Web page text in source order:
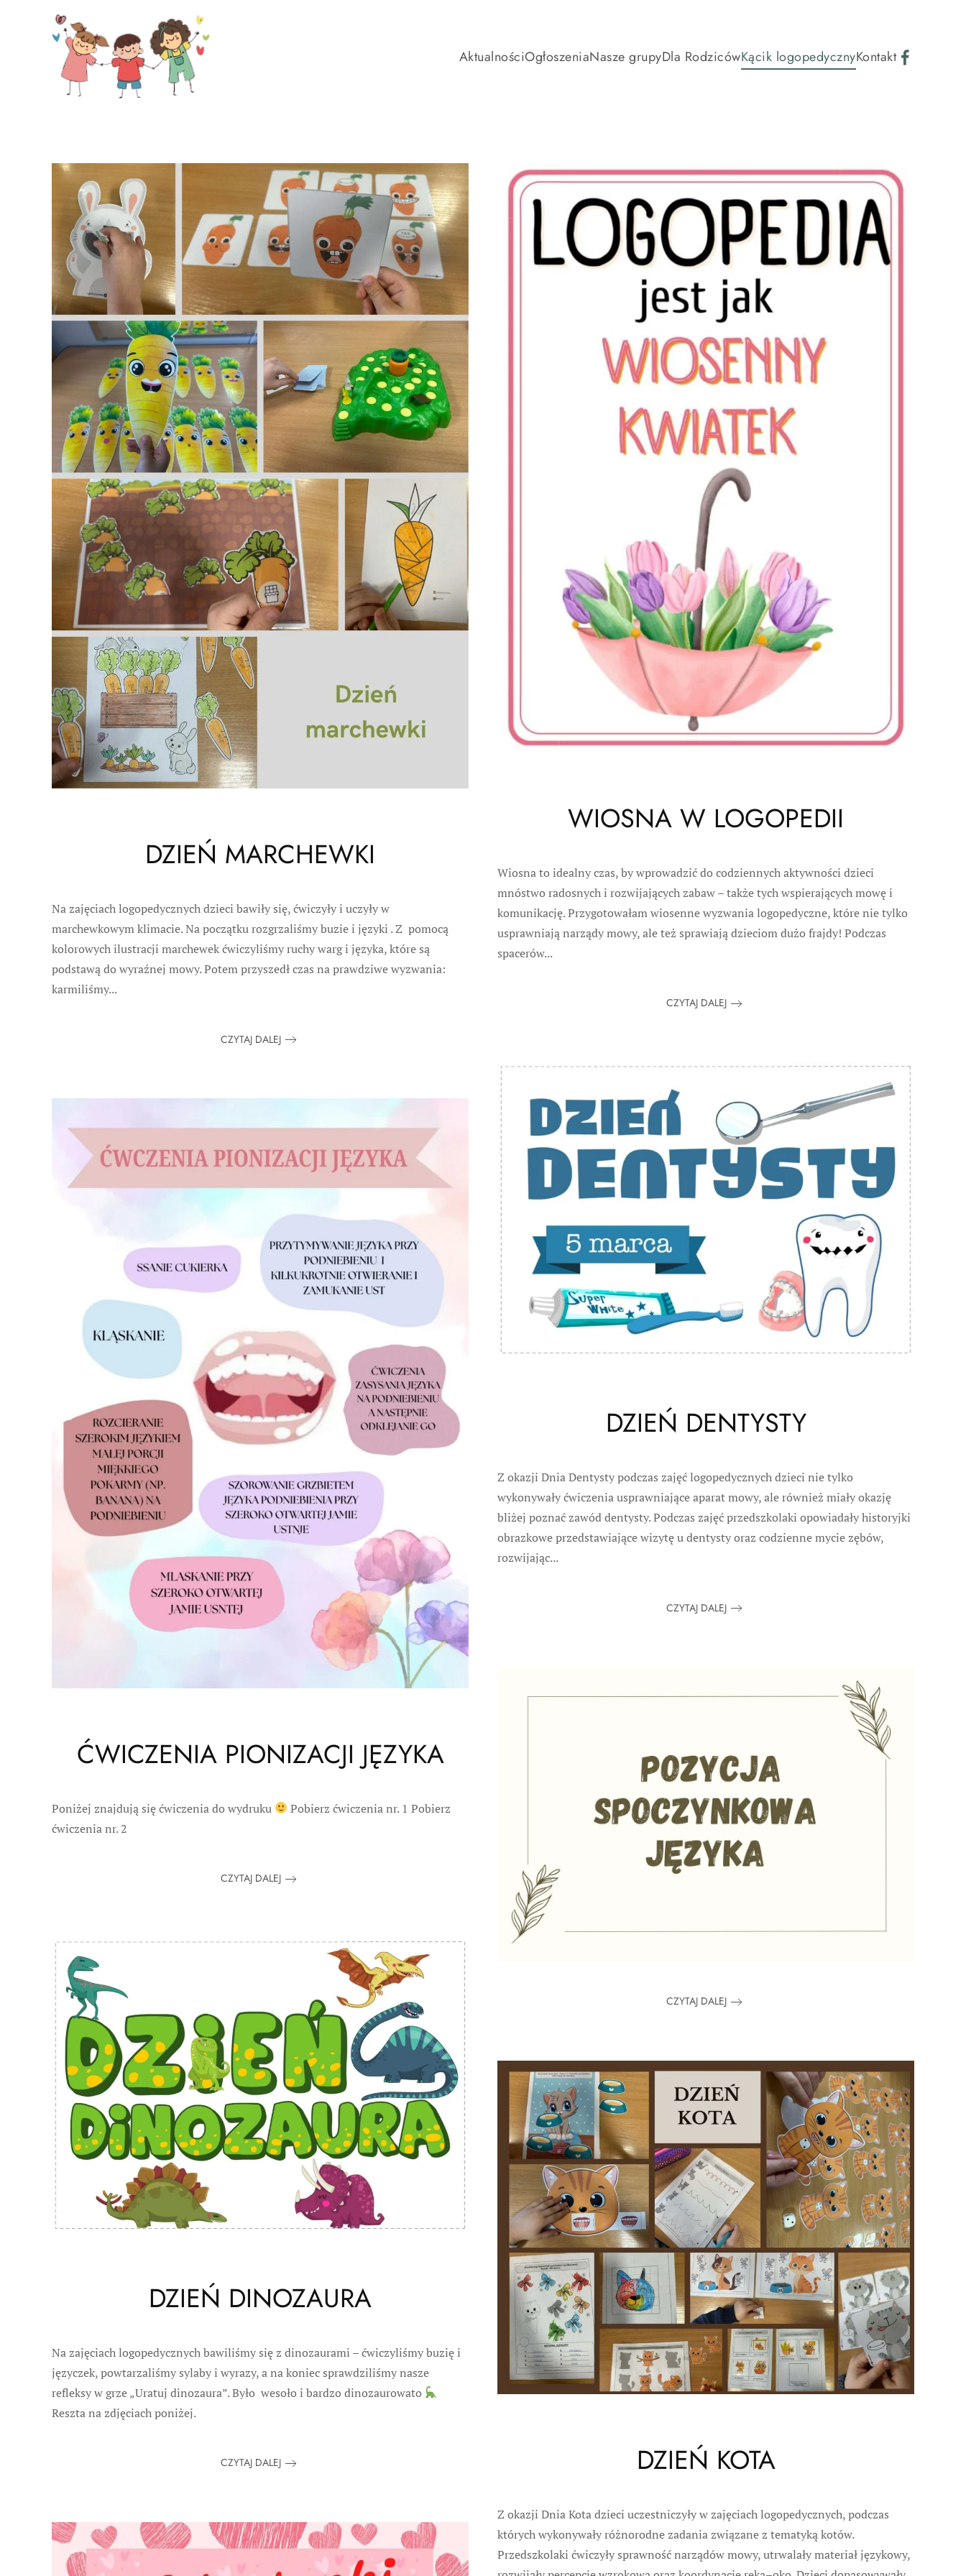
Skip to main content
AktualnościOgłoszeniaNasze grupyDla RodzicówKącik logopedycznyKontakt
DZIEŃ MARCHEWKI
Na zajęciach logopedycznych dzieci bawiły się, ćwiczyły i uczyły w
marchewkowym klimacie. Na początku rozgrzaliśmy buzie i języki . Z pomocą
kolorowych ilustracji marchewek ćwiczyliśmy ruchy warg i języka, które są
podstawą do wyraźnej mowy. Potem przyszedł czas na prawdziwe wyzwania:
karmiliśmy...
CZYTAJ DALEJ
WIOSNA W LOGOPEDII
Wiosna to idealny czas, by wprowadzić do codziennych aktywności dzieci
mnóstwo radosnych i rozwijających zabaw – także tych wspierających mowę i
komunikację. Przygotowałam wiosenne wyzwania logopedyczne, które nie tylko
usprawniają narządy mowy, ale też sprawiają dzieciom dużo frajdy! Podczas
spacerów...
CZYTAJ DALEJ
DZIEŃ DENTYSTY
Z okazji Dnia Dentysty podczas zajęć logopedycznych dzieci nie tylko
wykonywały ćwiczenia usprawniające aparat mowy, ale również miały okazję
bliżej poznać zawód dentysty. Podczas zajęć przedszkolaki opowiadały historyjki
obrazkowe przedstawiające wizytę u dentysty oraz codzienne mycie zębów,
rozwijając...
CZYTAJ DALEJ
ĆWICZENIA PIONIZACJI JĘZYKA
Poniżej znajdują się ćwiczenia do wydruku
Pobierz ćwiczenia nr. 1 Pobierz
ćwiczenia nr. 2
CZYTAJ DALEJ
CZYTAJ DALEJ
DZIEŃ DINOZAURA
Na zajęciach logopedycznych bawiliśmy się z dinozaurami – ćwiczyliśmy buzię i
języczek, powtarzaliśmy sylaby i wyrazy, a na koniec sprawdziliśmy nasze
refleksy w grze „Uratuj dinozaura”. Było wesoło i bardzo dinozaurowato
Reszta na zdjęciach poniżej.
CZYTAJ DALEJ DZIEŃ KOTA
Z okazji Dnia Kota dzieci uczestniczyły w zajęciach logopedycznych, podczas
których wykonywały różnorodne zadania związane z tematyką kotów.
Przedszkolaki ćwiczyły sprawność narządów mowy, utrwalały materiał językowy,